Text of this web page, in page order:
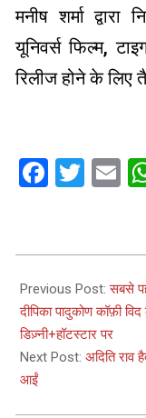
मनीष शर्मा द्वारा
यूनिवर्स फिल्म,
रिलीज होने के लिए
10-
23
Previous Post:सबसे
दीपिका पादुकोण कॉफ़ी
डिज़्नी+हॉटस्टार पर
Next Post: अदिति राव
आईं